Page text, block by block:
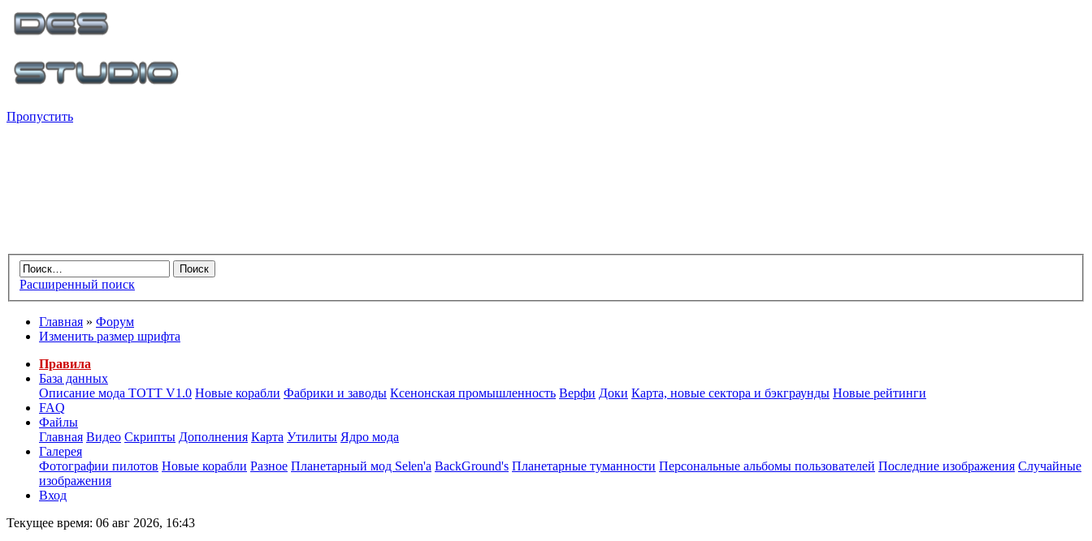
Пропустить
Расширенный поиск
Главная » Форум
Изменить размер шрифта
Правила
База данных
Описание мода ТОТТ V1.0 Новые корабли Фабрики и заводы Ксенонская промышленность Верфи Доки Карта, новые сектора и бэкграунды Новые рейтинги
FAQ
Файлы
Главная Видео Скрипты Дополнения Карта Утилиты Ядро мода
Галерея
Фотографии пилотов Новые корабли Разное Планетарный мод Selen'a BackGround's Планетарные туманности Персональные альбомы пользователей Последние изображения Случайные
изображения
Вход
Текущее время: 06 авг 2026, 16:43